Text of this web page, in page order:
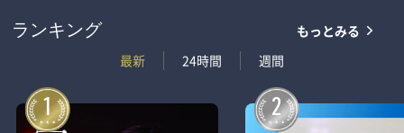
ランキング
最新
24時間 週間
もっとみる
1 2